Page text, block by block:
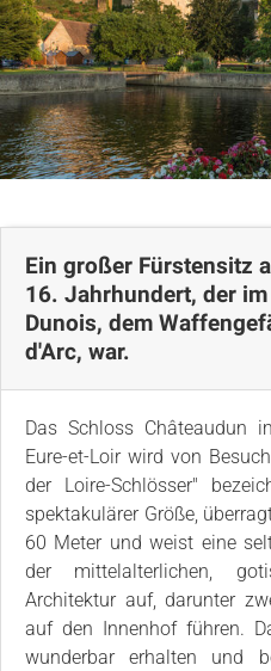
Ein großer Fürstensitz
16. Jahrhundert, der
Dunois, dem
d'Arc, war.
Das Schloss Châteaudun
Eure-et-Loir wird von
der Loire-Schlösser"
spektakulärer Größe,
60 Meter und weist eine
der mittelalterlichen,
Architektur auf, darunter
auf den Innenhof führen.
wunderbar erhalten und